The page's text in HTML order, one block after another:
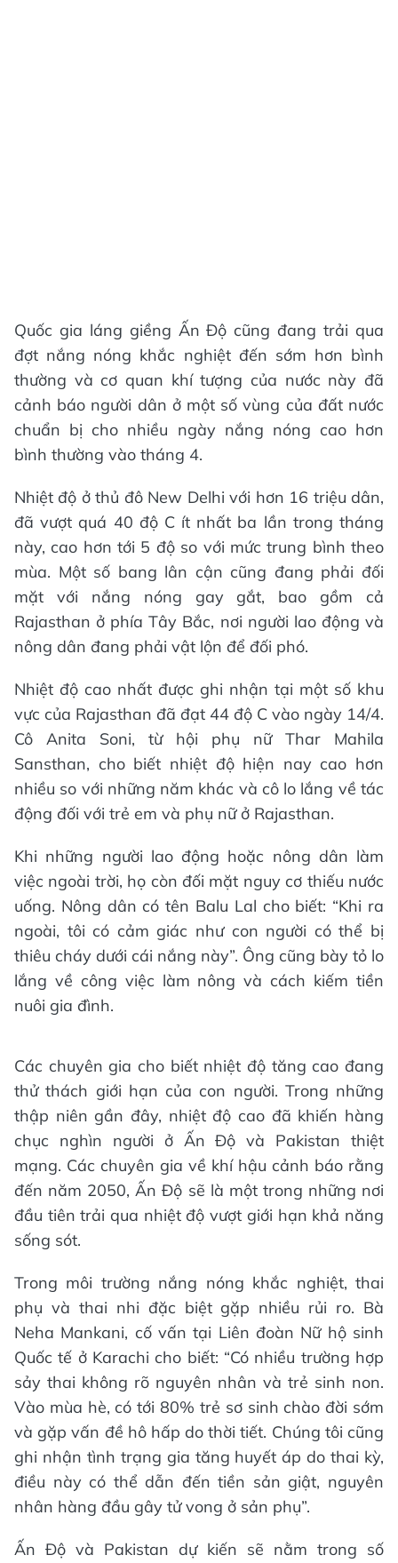
Quốc gia láng giềng Ấn Độ cũng đang trải qua
đợt nắng nóng khắc nghiệt đến sớm hơn bình
thường và cơ quan khí tượng của nước này đã
cảnh báo người dân ở một số vùng của đất nước
chuẩn bị cho nhiều ngày nắng nóng cao hơn
bình thường vào tháng 4.
Nhiệt độ ở thủ đô New Delhi với hơn 16 triệu dân,
đã vượt quá 40 độ C ít nhất ba lần trong tháng
này, cao hơn tới 5 độ so với mức trung bình theo
mùa. Một số bang lân cận cũng đang phải đối
mặt với nắng nóng gay gắt, bao gồm cả
Rajasthan ở phía Tây Bắc, nơi người lao động và
nông dân đang phải vật lộn để đối phó.
Nhiệt độ cao nhất được ghi nhận tại một số khu
vực của Rajasthan đã đạt 44 độ C vào ngày 14/4.
Cô Anita Soni, từ hội phụ nữ Thar Mahila
Sansthan, cho biết nhiệt độ hiện nay cao hơn
nhiều so với những năm khác và cô lo lắng về tác
động đối với trẻ em và phụ nữ ở Rajasthan.
Khi những người lao động hoặc nông dân làm
việc ngoài trời, họ còn đối mặt nguy cơ thiếu nước
uống. Nông dân có tên Balu Lal cho biết: “Khi ra
ngoài, tôi có cảm giác như con người có thể bị
thiêu cháy dưới cái nắng này”. Ông cũng bày tỏ lo
lắng về công việc làm nông và cách kiếm tiền
nuôi gia đình.
Các chuyên gia cho biết nhiệt độ tăng cao đang
thử thách giới hạn của con người. Trong những
thập niên gần đây, nhiệt độ cao đã khiến hàng
chục nghìn người ở Ấn Độ và Pakistan thiệt
mạng. Các chuyên gia về khí hậu cảnh báo rằng
đến năm 2050, Ấn Độ sẽ là một trong những nơi
đầu tiên trải qua nhiệt độ vượt giới hạn khả năng
sống sót.
Trong môi trường nắng nóng khắc nghiệt, thai
phụ và thai nhi đặc biệt gặp nhiều rủi ro. Bà
Neha Mankani, cố vấn tại Liên đoàn Nữ hộ sinh
Quốc tế ở Karachi cho biết: “Có nhiều trường hợp
sảy thai không rõ nguyên nhân và trẻ sinh non.
Vào mùa hè, có tới 80% trẻ sơ sinh chào đời sớm
và gặp vấn đề hô hấp do thời tiết. Chúng tôi cũng
ghi nhận tình trạng gia tăng huyết áp do thai kỳ,
điều này có thể dẫn đến tiền sản giật, nguyên
nhân hàng đầu gây tử vong ở sản phụ”.
Ấn Độ và Pakistan dự kiến sẽ nằm trong số